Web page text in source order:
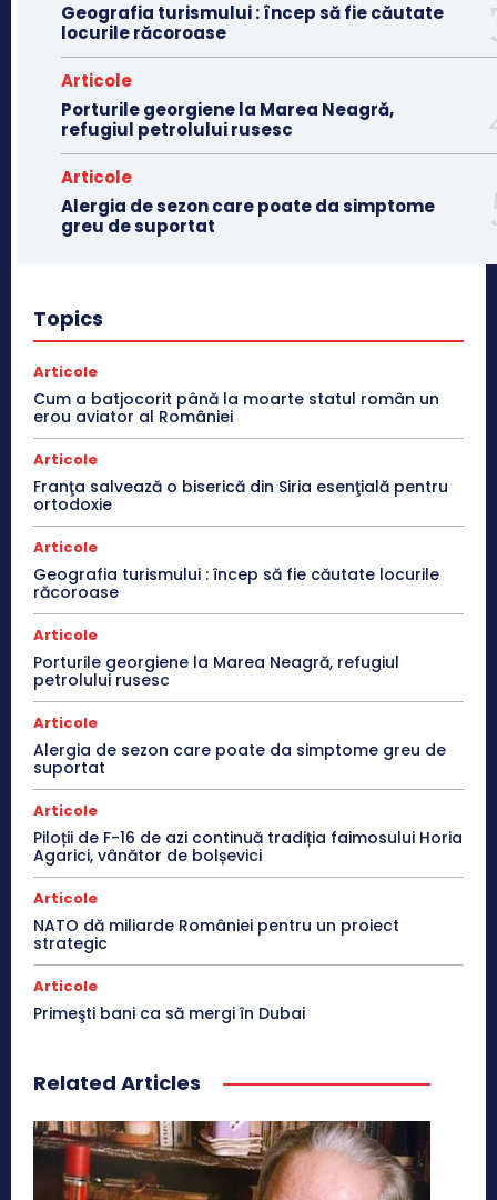
Geografia turismului : încep să fie căutate
locurile răcoroase
Articole
Porturile georgiene la Marea Neagră,
refugiul petrolului rusesc
Articole
Alergia de sezon care poate da simptome
greu de suportat
Topics
Articole
Cum a batjocorit până la moarte statul român un
erou aviator al României
Articole
Franţa salvează o biserică din Siria esenţială pentru
ortodoxie
Articole
Geografia turismului : încep să fie căutate locurile
răcoroase
Articole
Porturile georgiene la Marea Neagră, refugiul
petrolului rusesc
Articole
Alergia de sezon care poate da simptome greu de
suportat
Articole
Piloții de F-16 de azi continuă tradiția faimosului Horia
Agarici, vânător de bolșevici
Articole
NATO dă miliarde României pentru un proiect
strategic
Articole
Primeşti bani ca să mergi în Dubai
Related Articles